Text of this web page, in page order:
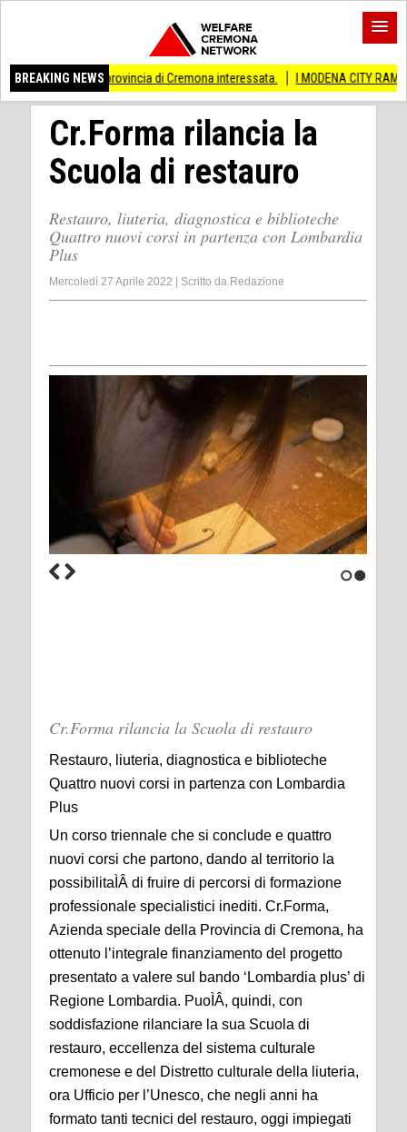
BREAKING NEWS
provincia di Cremona interessata. I MODENA CITY RAMBLERS
Cr.Forma rilancia la
Scuola di restauro
Restauro, liuteria, diagnostica e biblioteche
Quattro nuovi corsi in partenza con Lombardia
Plus
Mercoledì 27 Aprile 2022 Scritto da Redazione
Cr.Forma rilancia la Scuola di restauro
Restauro, liuteria, diagnostica e biblioteche
Quattro nuovi corsi in partenza con Lombardia
Plus
Un corso triennale che si conclude e quattro
nuovi corsi che partono, dando al territorio la
possibilitaÌÂ di fruire di percorsi di formazione
professionale specialistici inediti. Cr.Forma,
Azienda speciale della Provincia di Cremona, ha
ottenuto l’integrale finanziamento del progetto
presentato a valere sul bando ‘Lombardia plus’ di
Regione Lombardia. PuoÌÂ, quindi, con
soddisfazione rilanciare la sua Scuola di
restauro, eccellenza del sistema culturale
cremonese e del Distretto culturale della liuteria,
ora Ufficio per l’Unesco, che negli anni ha
formato tanti tecnici del restauro, oggi impiegati